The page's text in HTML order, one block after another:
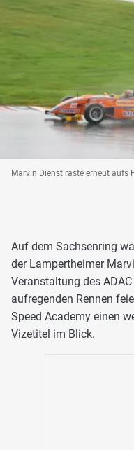
Marvin Dienst raste erneut aufs
Auf dem Sachsenring
der Lampertheimer
Veranstaltung des
aufregenden Rennen
Speed Academy einen
Vizetitel im Blick.